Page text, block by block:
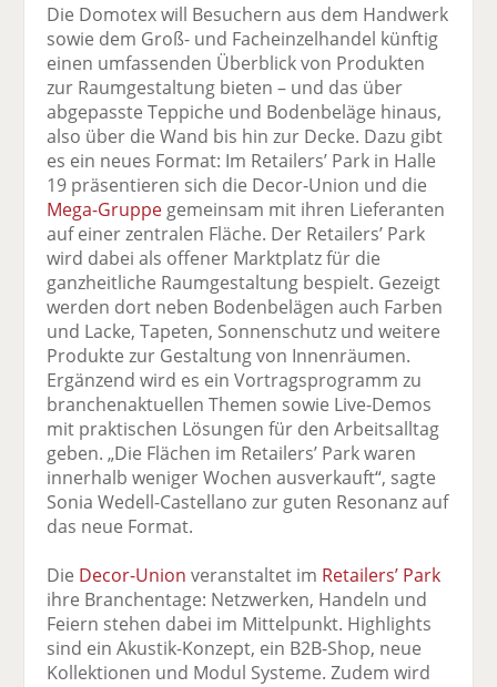
Die Domotex will Besuchern aus dem Handwerk
sowie dem Groß- und Facheinzelhandel künftig
einen umfassenden Überblick von Produkten
zur Raumgestaltung bieten – und das über
abgepasste Teppiche und Bodenbeläge hinaus,
also über die Wand bis hin zur Decke. Dazu gibt
es ein neues Format: Im Retailers’ Park in Halle
19 präsentieren sich die Decor-Union und die
Mega-Gruppe gemeinsam mit ihren Lieferanten
auf einer zentralen Fläche. Der Retailers’ Park
wird dabei als offener Marktplatz für die
ganzheitliche Raumgestaltung bespielt. Gezeigt
werden dort neben Bodenbelägen auch Farben
und Lacke, Tapeten, Sonnenschutz und weitere
Produkte zur Gestaltung von Innenräumen.
Ergänzend wird es ein Vortragsprogramm zu
branchenaktuellen Themen sowie Live-Demos
mit praktischen Lösungen für den Arbeitsalltag
geben. „Die Flächen im Retailers’ Park waren
innerhalb weniger Wochen ausverkauft“, sagte
Sonia Wedell-Castellano zur guten Resonanz auf
das neue Format.
Die Decor-Union veranstaltet im Retailers’ Park
ihre Branchentage: Netzwerken, Handeln und
Feiern stehen dabei im Mittelpunkt. Highlights
sind ein Akustik-Konzept, ein B2B-Shop, neue
Kollektionen und Modul Systeme. Zudem wird